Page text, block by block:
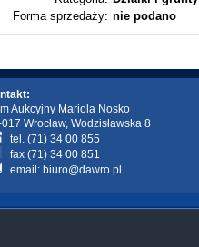
Forma sprzedaży: nie podano
Aukcyjny Mariola Nosko
Wrocław, Wodzisławska 8
tel. (71) 34 00 855
fax (71) 34 00 851
email: biuro@dawro.pl